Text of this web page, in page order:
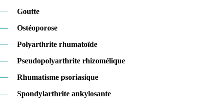
—
Goutte
—
Ostéoporose
—
Polyarthrite rhumatoïde
—
Pseudopolyarthrite rhizomélique
—
Rhumatisme psoriasique
—
Spondylarthrite ankylosante